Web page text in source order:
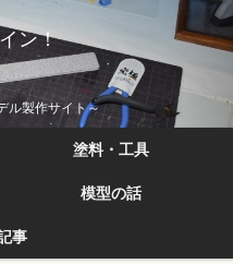
ン！
ル製作サイト～
塗料・工具
模型の話
事